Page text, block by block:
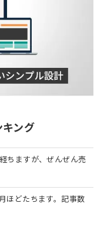
ング
ちますが、ぜんぜん売
ほどたちます。記事数